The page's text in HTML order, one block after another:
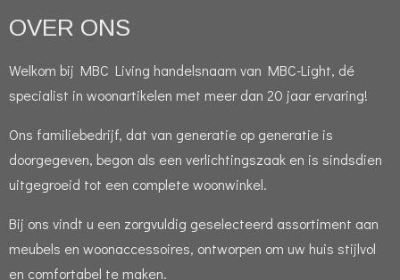
OVER ONS
Welkom bij MBC Living handelsnaam van MBC-Light, dé
specialist in woonartikelen met meer dan 20 jaar ervaring!
Ons familiebedrijf, dat van generatie op generatie is
doorgegeven, begon als een verlichtingszaak en is sindsdien
uitgegroeid tot een complete woonwinkel.
Bij ons vindt u een zorgvuldig geselecteerd assortiment aan
meubels en woonaccessoires, ontworpen om uw huis stijlvol
en comfortabel te maken.